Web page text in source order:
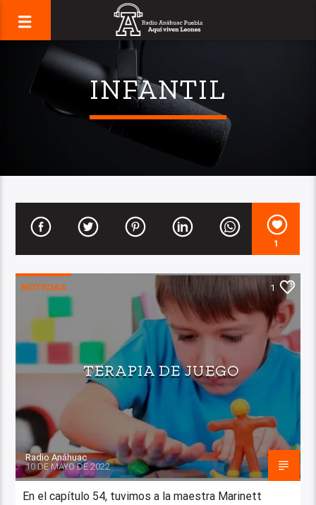
INFANTIL
1
NOTICIAS 1
TERAPIA DE JUEGO
Radio Anáhuac
10 DE MAYO DE 2022
En el capítulo 54, tuvimos a la maestra Marinett